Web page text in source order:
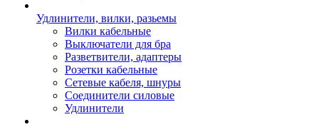
Удлинители, вилки, разьемы
Вилки кабельные
Выключатели для бра
Разветвители, адаптеры
Розетки кабельные
Сетевые кабеля, шнуры
Соединители силовые
Удлинители